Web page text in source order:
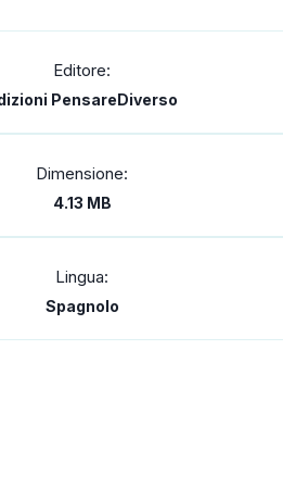
Editore:
PensareDiverso
Dimensione:
4.13 MB
Lingua:
Spagnolo